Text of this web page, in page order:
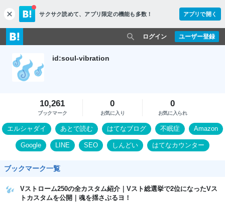
c
l
o
s
サクサク読めて、 アプリ限定の機能も多数！ アプリで開く
ユーザー登録
ログイン
id:soul-vibration
10,261
ブックマーク
0
お気に入り
0
お気に入られ
エルシャダイ あとで読む はてなブログ 不眠症 Amazon
Google LINE SEO しんどい はてなカウンター
ブックマーク一覧
Vストローム250の全カスタム紹介｜Vスト総選挙で2位になったVス
トカスタムを公開｜魂を揺さぶるヨ！